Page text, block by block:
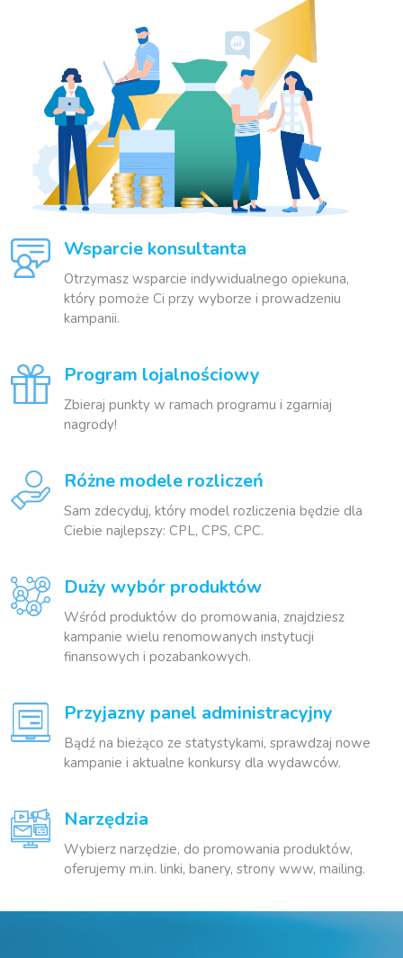
Wsparcie konsultanta
Otrzymasz wsparcie indywidualnego opiekuna,
który pomoże Ci przy wyborze i prowadzeniu
kampanii.
Program lojalnościowy
Zbieraj punkty w ramach programu i zgarniaj
nagrody!
Różne modele rozliczeń
Sam zdecyduj, który model rozliczenia będzie dla
Ciebie najlepszy: CPL, CPS, CPC.
Duży wybór produktów
Wśród produktów do promowania, znajdziesz
kampanie wielu renomowanych instytucji
finansowych i pozabankowych.
Przyjazny panel administracyjny
Bądź na bieżąco ze statystykami, sprawdzaj nowe
kampanie i aktualne konkursy dla wydawców.
Narzędzia
Wybierz narzędzie, do promowania produktów,
oferujemy m.in. linki, banery, strony www, mailing.